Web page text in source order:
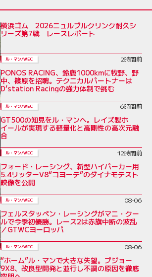
横浜ゴム 2026ニュルブルクリンク耐久シ
リーズ第7戦 レースレポート
ル・マン/WEC 2時間前
PONOS RACING、鈴鹿1000kmに牧野、野
中、篠原を招聘。テクニカルパートナーは
D’station Racingの強力体制で挑む
ル・マン/WEC 6時間前
GT500の知見をル・マンへ。レイズ製ホ
イールが実現する軽量化と高剛性の高次元融
合
ル・マン/WEC 12時間前
フォード・レーシング、新型ハイパーカー用
5.4リッターV8“コヨーテ”のダイナモテスト
映像を公開
ル・マン/WEC 08-06
フェルスタッペン・レーシングがマニ・クー
ルで今季初優勝。レース2は赤旗中断の波乱
／GTWCヨーロッパ
ル・マン/WEC 08-06
“ホーム”ル・マンで大きな失望。プジョー
9X8、改良型開発と並行し不調の原因を徹底